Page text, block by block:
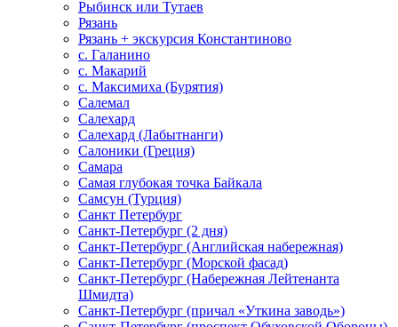
Рыбинск или Тутаев
Рязань
Рязань + экскурсия Константиново
с. Галанино
с. Макарий
с. Максимиха (Бурятия)
Салемал
Салехард
Салехард (Лабытнанги)
Салоники (Греция)
Самара
Самая глубокая точка Байкала
Самсун (Турция)
Санкт Петербург
Санкт-Петербург (2 дня)
Санкт-Петербург (Английская набережная)
Санкт-Петербург (Морской фасад)
Санкт-Петербург (Набережная Лейтенанта
Шмидта)
Санкт-Петербург (причал «Уткина заводь»)